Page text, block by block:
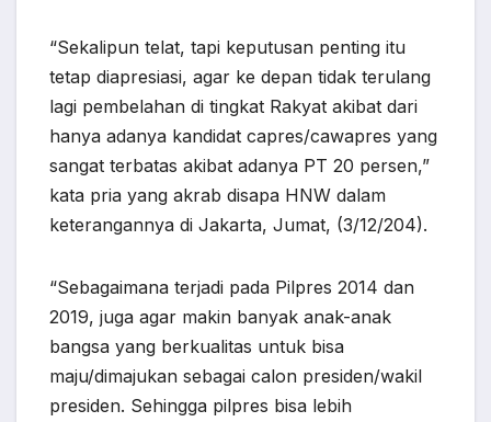
“Sekalipun telat, tapi keputusan penting itu
tetap diapresiasi, agar ke depan tidak terulang
lagi pembelahan di tingkat Rakyat akibat dari
hanya adanya kandidat capres/cawapres yang
sangat terbatas akibat adanya PT 20 persen,”
kata pria yang akrab disapa HNW dalam
keterangannya di Jakarta, Jumat, (3/12/204).
“Sebagaimana terjadi pada Pilpres 2014 dan
2019, juga agar makin banyak anak-anak
bangsa yang berkualitas untuk bisa
maju/dimajukan sebagai calon presiden/wakil
presiden. Sehingga pilpres bisa lebih